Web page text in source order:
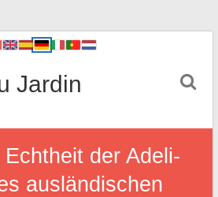
Jardin
der Adeli-
ausländischen